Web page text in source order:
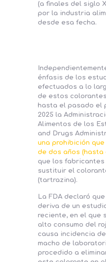
(a finales del siglo
por la industria
desde esa fecha.
énfasis de los
efectuados a lo
de estos
hasta el pasado el
2025 la
Alimentos de los
and Drugs
una prohibición
de dos años (hasta
que los fabricantes
sustituir el
(tartrazina).
La FDA declaró
deriva de un
reciente, en el que
alto consumo del
causa incidencia
macho de
procedido a